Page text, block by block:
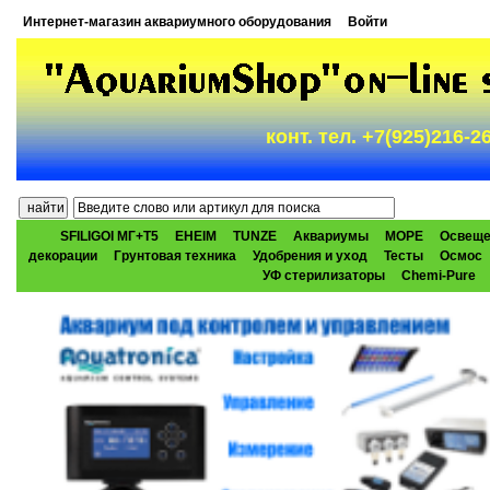
Интернет-магазин аквариумного оборудования Войти
конт. тел. +7(925)216-
SFILIGOI МГ+Т5 EHEIM TUNZE Аквариумы МОРЕ
декорации
Грунтовая техника Удобрения и уход Тесты
Осмос
УФ стерилизаторы
Chemi-Pure